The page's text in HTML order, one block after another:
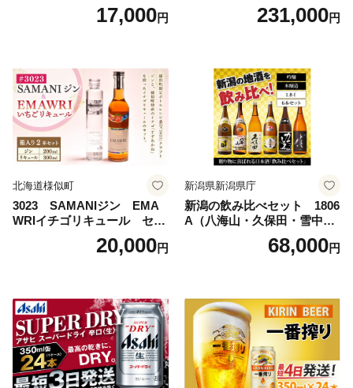
× 24本 サントリー〈天然水の
ビール工場〉群馬※沖縄・離
17,000円
4本 1ケース×11ヶ月 | アサヒ
ビール 究極の辛口 酒 お酒 ア
uper dry 11回 缶ビール 缶 ギ
フト 内祝い 茨城県守谷市 送
料無料
231,000円
北海道様似町
3023 SAMANIジン EMA
WRIイチゴリキュール セッ
ト（箱入り）【大人の味 酒
お酒 洋酒 スピリッツ クラフ
セット 詰め合わせ カクテル
ソーダ割り アルコール ロッ
ク ソーダ ジントニック 】
20,000円
新潟県新潟県庁
新潟の飲み比べセット 1806
A（八海山・久保田・雪中
梅・越乃寒梅・かたふね・千
68,000円